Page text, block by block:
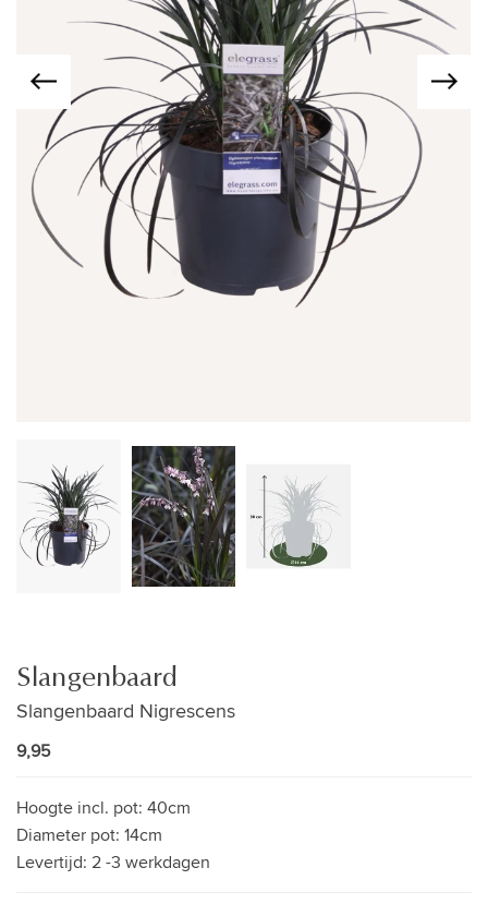
Slangenbaard
Slangenbaard Nigrescens
9,95
Hoogte incl. pot: 40cm
Diameter pot: 14cm
Levertijd: 2 -3 werkdagen